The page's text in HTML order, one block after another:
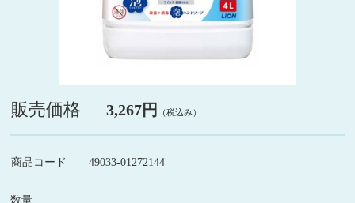
販売価格 3,267円 （税込み）
商品コード 49033-01272144
数量